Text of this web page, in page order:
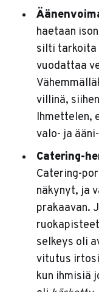
haetaan
silti
vuodattaa
villinä,
Ihmettelen,
valo- ja
Catering-
Catering-
näkynyt, ja
prakaavan.
selkeys oli
vitutus
kun ihmisiä